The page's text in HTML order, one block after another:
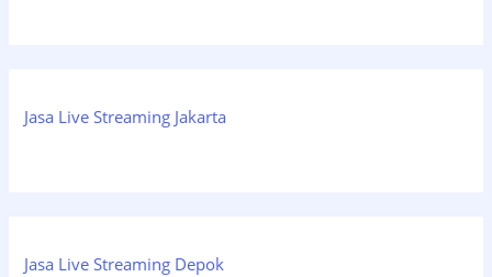
Jasa Live Streaming Jakarta
Jasa Live Streaming Depok